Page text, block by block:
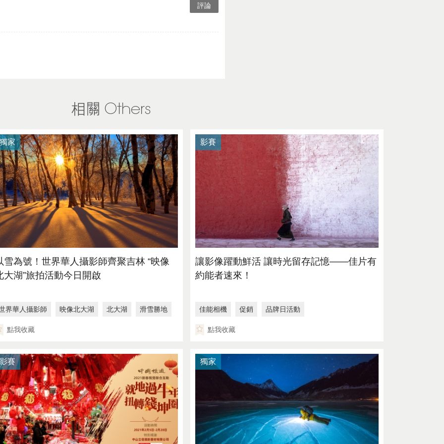
獨家
雪為號！世界華人攝影師齊聚吉林 “映像
大湖”旅拍活動今日開啟
界華人攝影師 映像北大湖 北大湖
滑雪勝地
點我收藏
影賽
讓影像躍動鮮活 讓時光留存記憶——佳片有
約能者速來！
佳能相機 促銷
品牌日活動
預定1元抵用1000元
點我收藏
影賽 獨家